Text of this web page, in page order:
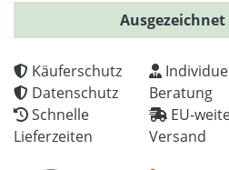
Käuferschutz
Datenschutz
Schnelle
Lieferzeiten
Beratung
EU-
Versand